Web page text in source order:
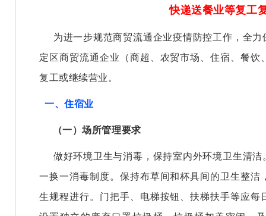
快递送餐业等复工
为进一步规范商贸流通企业疫情防控工作，全力
定区商贸流通企业（商超、农贸市场、住宿、餐
复工或继续营业。
一、住宿业
（一）场所管理要求
做好环境卫生与消毒，保持室内外环境卫生清洁
一换一消毒制度。保持布草间和杯具间的卫生整
生规程进行。门把手、电梯按钮、扶梯扶手等应